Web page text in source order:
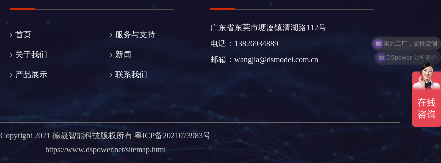
首页
关于我们
产品展示
服务与支持
新闻
联系我们
广东省东莞市塘厦镇清湖路112号
电话：13826934889
邮箱： wangjia@dsmodel.com.cn
Copyright 2021 德晟智能科技版权所有 粤ICP备2021073983号
https://www.dspower.net/sitemap.html
DSpower 公司简介